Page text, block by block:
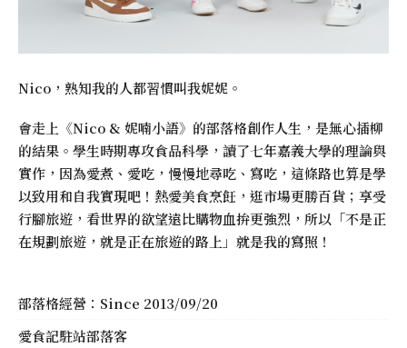
Nico，熟知我的人都習慣叫我妮妮。
會走上《Nico & 妮喃小語》的部落格創作人生，是無心插柳
的結果。學生時期專攻食品科學，讀了七年嘉義大學的理論與
實作，因為愛煮、愛吃，慢慢地尋吃、寫吃，這條路也算是學
以致用和自我實現吧！熱愛美食烹飪，逛市場更勝百貨；享受
行腳旅遊，看世界的欲望遠比購物血拚更強烈，所以「不是正
在規劃旅遊，就是正在旅遊的路上」就是我的寫照！
部落格經營：Since 2013/09/20
愛食記駐站部落客